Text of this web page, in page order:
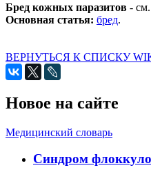
Бред кожных паразитов - см.
Основная статья: бред.
ВЕРНУТЬСЯ К СПИСКУ
Новое на сайте
Медицинский словарь
Cиндром